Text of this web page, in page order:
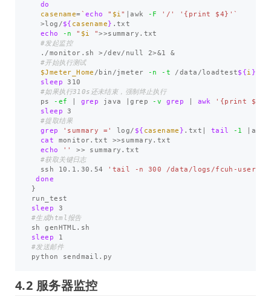
do
casename= `echo " $i" |awk -F '/' '{print $4}' `
> log/${ casename } .txt
echo
-n " $i ">>summary.txt
#发起监控
  ./monitor.sh
> /dev/null 2>&1 &
#开始执行测试
$Jmeter_Home /bin/jmeter -n -t /data/loadtest${ i }
sleep 310
#如果执行310s还未结束，强制终止执行
  ps
-ef grep java |grep -v grep awk '{print $2}'
sleep 3
#提取结果
grep
'summary =' log/ ${ casename } .txt| tail -1 |awk
cat monitor.txt >>summary.txt
echo
'' >> summary.txt
#获取关键日志
  ssh 10.1.30.54
'tail -n 300 /data/logs/fcuh-user/
done
}
sleep
#生成html报告
sleep
#发送邮件
4.2 服务器监控